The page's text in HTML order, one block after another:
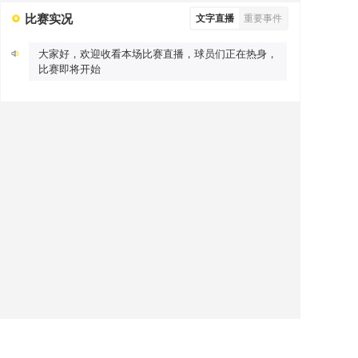
比赛实况 文字直播 重要事件
大家好，欢迎收看本场比赛直播，球员们正在热身，
比赛即将开始